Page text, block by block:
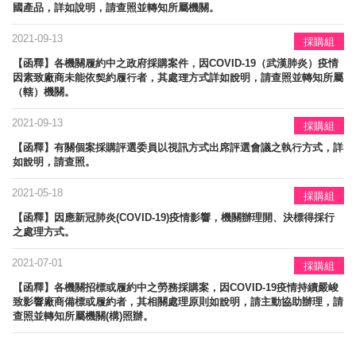
國產品，詳如說明，請查照並轉知所屬機關。
採購組
2021-09-13
【函釋】各機關履約中之政府採購案件，因COVID-19（武漢肺炎）疫情
因素致廠商未能依契約履行者，其處理方式詳如說明，請查照並轉知所屬
（轄）機關。
採購組
2021-09-13
【函釋】有關個案採購評選委員以視訊方式出席評選會議之執行方式，詳
如說明，請查照。
採購組
2021-05-18
【函釋】因應新冠肺炎(COVID-19)疫情影響，機關辦理開、決標得採行
之處理方式。
採購組
2021-07-01
【函釋】各機關招標或履約中之勞務採購案，因COVID-19疫情持續嚴峻
致影響廠商備標或履約者，其相關處理原則如說明，請主動協助辦理，請
查照並轉知所屬機關(構)照辦。